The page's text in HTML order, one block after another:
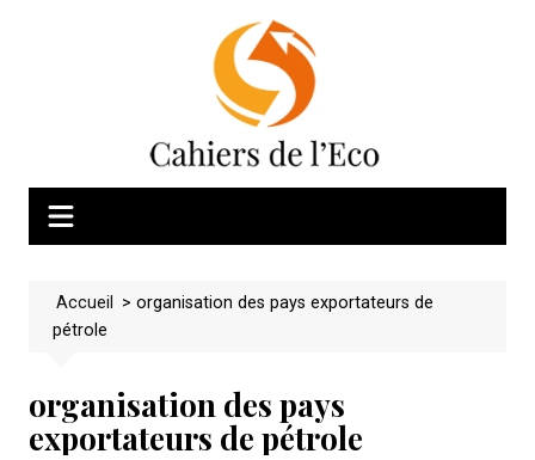
Accueil >organisation des pays exportateurs de
pétrole
organisation des pays
exportateurs de pétrole